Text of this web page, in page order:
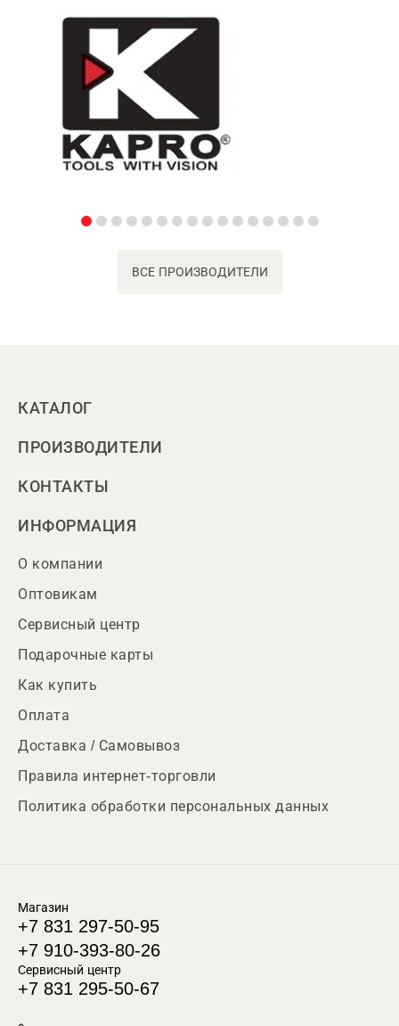
ВСЕ ПРОИЗВОДИТЕЛИ
КАТАЛОГ
ПРОИЗВОДИТЕЛИ
КОНТАКТЫ
ИНФОРМАЦИЯ
О компании
Оптовикам
Сервисный центр
Подарочные карты
Как купить
Оплата
Доставка / Самовывоз
Правила интернет-торговли
Политика обработки персональных данных
Магазин
+7 831 297-50-95
+7 910-393-80-26
Сервисный центр
+7 831 295-50-67